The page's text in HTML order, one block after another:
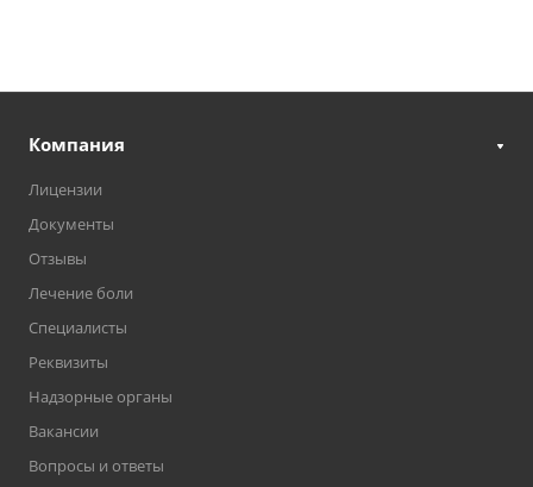
Компания
Лицензии
Документы
Отзывы
Лечение боли
Специалисты
Реквизиты
Надзорные органы
Вакансии
Вопросы и ответы